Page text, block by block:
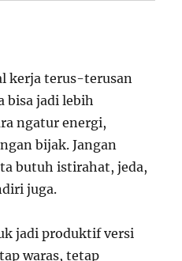
kerja terus-terusan
bisa jadi lebih
ngatur energi,
bijak. Jangan
butuh istirahat, jeda,
juga.
jadi produktif versi
waras, tetap